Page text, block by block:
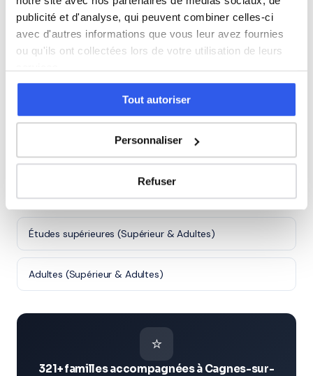
publicité et d'analyse, qui peuvent combiner celles-ci
avec d'autres informations que vous leur avez fournies
ou qu'ils ont collectées lors de votre utilisation de leurs
Tout autoriser
Personnaliser
Refuser
sociale
et sociales
Autre 5 600 profs
Tous les niveaux en Action commerciale
à Cagnes-sur-Mer
Études supérieures (Supérieur & Adultes)
Adultes (Supérieur & Adultes)
⭐
321+ familles accompagnées à Cagnes-sur-